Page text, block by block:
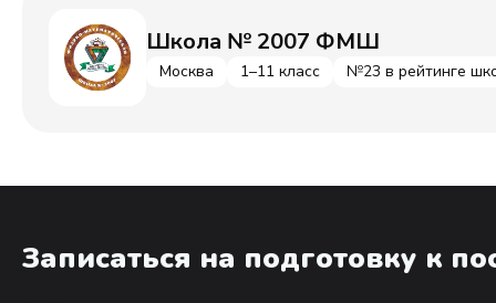
Школа № 2007 ФМШ
Москва 1–11 класс №23 в рейтинге
Записаться на подготовку к